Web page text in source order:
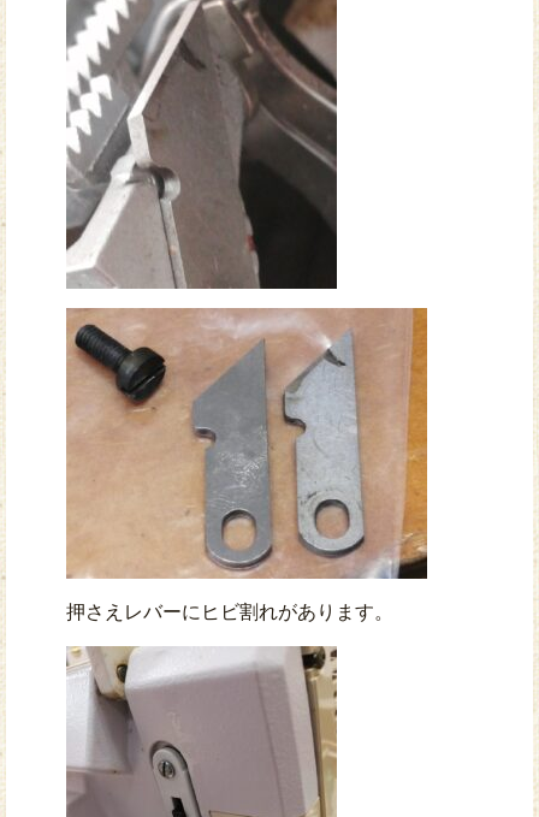
押さえレバーにヒビ割れがあります。